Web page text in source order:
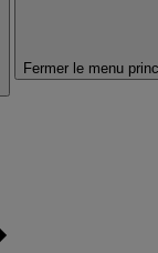
Fermer le menu